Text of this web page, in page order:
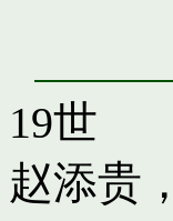
19世
赵添贵